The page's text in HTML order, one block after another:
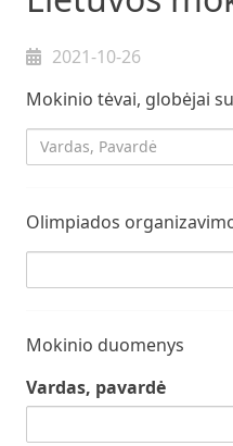
2021-10-26
Mokinio tėvai, globėjai
Vardas_Pavarde
Olimpiados
Mokinio duomenys
Vardas, pavardė